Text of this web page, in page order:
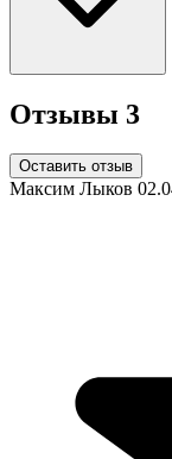
Отзывы 3
Оставить отзыв
Максим Лыков